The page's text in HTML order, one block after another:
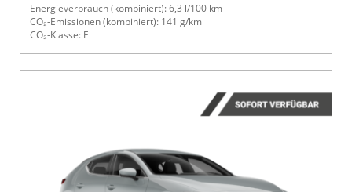
Energieverbrauch (kombiniert): 6,3 l/100 km
CO₂-Emissionen (kombiniert): 141 g/km
CO₂-Klasse: E